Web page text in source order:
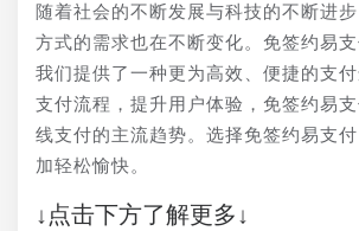
随着社会的不断发展与科技的不断进
方式的需求也在不断变化。免签约易
我们提供了一种更为高效、便捷的支
支付流程，提升用户体验，免签约易
线支付的主流趋势。选择免签约易支
加轻松愉快。
↓点击下方了解更多↓